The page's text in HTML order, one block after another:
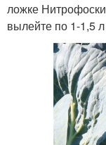
ложке
вылейте по 1-1,5